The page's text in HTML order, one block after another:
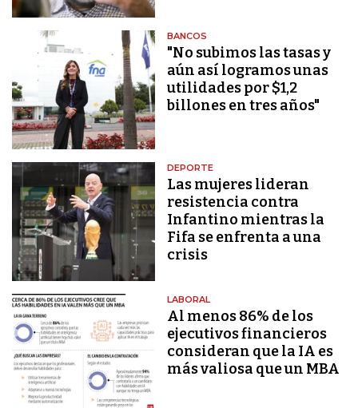
BANCOS
"No subimos las tasas y
aún así logramos unas
utilidades por $1,2
billones en tres años"
DEPORTE
Las mujeres lideran
resistencia contra
Infantino mientras la
Fifa se enfrenta a una
crisis
LABORAL
Al menos 86% de los
ejecutivos financieros
consideran que la IA es
más valiosa que un MBA